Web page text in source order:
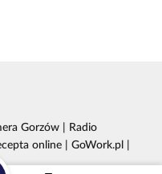
Gorzów
Radio
online GoWork.pl